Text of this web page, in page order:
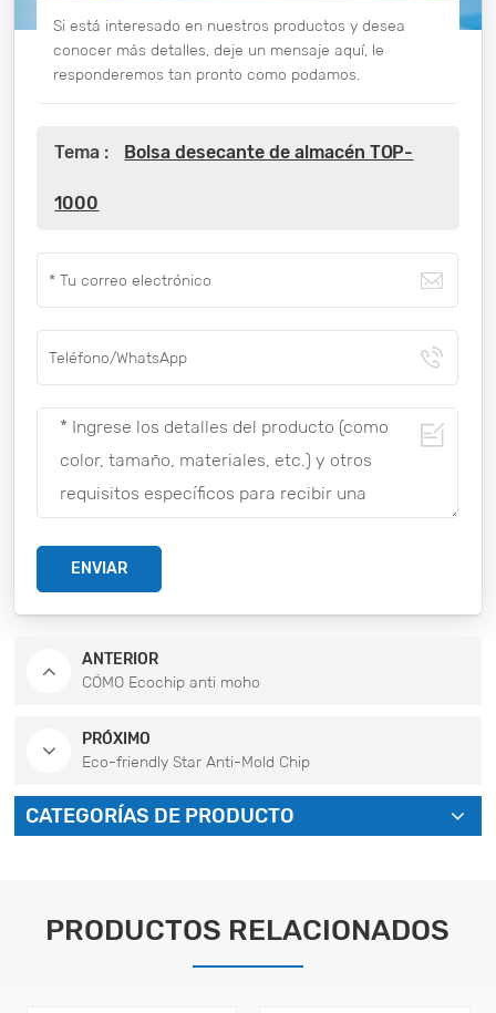
Si está interesado en nuestros productos y desea
conocer más detalles, deje un mensaje aquí, le
responderemos tan pronto como podamos.
Tema : Bolsa desecante de almacén TOP-
1000
ENVIAR
ANTERIOR
CÓMO Ecochip anti moho
PRÓXIMO
Eco-friendly Star Anti-Mold Chip
CATEGORÍAS DE PRODUCTO
PRODUCTOS RELACIONADOS